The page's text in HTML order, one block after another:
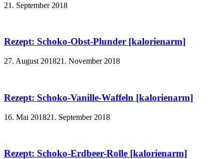
21. September 2018
Rezept: Schoko-Obst-Plunder [kalorienarm]
27. August 201821. November 2018
Rezept: Schoko-Vanille-Waffeln [kalorienarm]
16. Mai 201821. September 2018
Rezept: Schoko-Erdbeer-Rolle [kalorienarm]